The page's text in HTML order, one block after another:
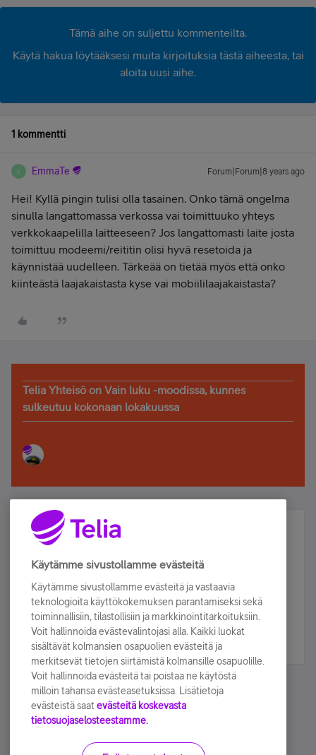
Tämä aihe on suljettu kommenteilta.
Käytä hakua löytääksesi muita kirjoituksia tästä aiheesta, tai
aloita uusi aihe.
1 kommentti
E EmmaTe Forum|Forum|8 years ago
Hei! Kyllä pingin tulisi olla tasainen. Onko tämä ongelma
sinulla langattomassa verkossa vai toimittuuko yhteys
verkkokaapelilla laitteeseen? Jos langattomasti laite josta
toimittuu modeemi/reititin olisi hyvä resetoida ja
käynnistää uudelleen. Tärkeää on tietää myös että onko
kiinteästä laajakaistasta kyse vai mobiililaajakaistasta?
Telia Yhteisö on Vain luku -moodissa, kunnes
sulkeutuu kokonaan lokakuussa
Älä jää paitsi – osallistu ja voita!
Tilaa Telian uutiskirje ja olet mukana arvonnassa.
sähköpostiisi.
Tilaa nyt
Käytämme sivustollamme evästeitä
Käytämme sivustollamme evästeitä ja vastaavia
teknologioita käyttökokemuksen parantamiseksi sekä
toiminnallisiin, tilastollisiin ja markkinointitarkoituksiin.
Voit hallinnoida evästevalintojasi alla. Kaikki luokat
sisältävät kolmansien osapuolien evästeitä ja
merkitsevät tietojen siirtämistä kolmansille osapuolille.
Voit hallinnoida evästeitä tai poistaa ne käytöstä
milloin tahansa evästeasetuksissa. Lisätietoja
evästeistä saat evästeitä koskevasta
tietosuojaselosteestamme.